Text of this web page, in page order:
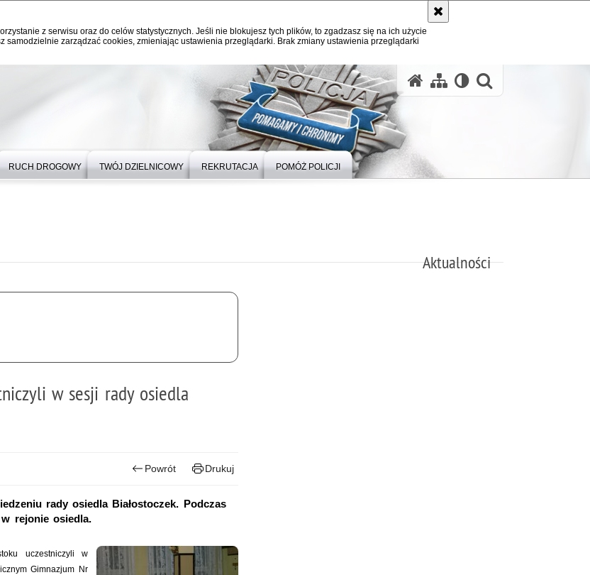
z serwisu oraz do celów statystycznych. Jeśli nie blokujesz tych plików, to zgadzasz się na ich użycie
samodzielnie zarządzać cookies, zmieniając ustawienia przeglądarki. Brak zmiany ustawienia przeglądarki
RUCH DROGOWY TWÓJ DZIELNICOWY REKRUTACJA POMÓŻ POLICJI
Aktualności
w sesji rady osiedla
Powrót Drukuj
rady osiedla Białostoczek. Podczas
rejonie osiedla.
uczestniczyli w
Gimnazjum Nr